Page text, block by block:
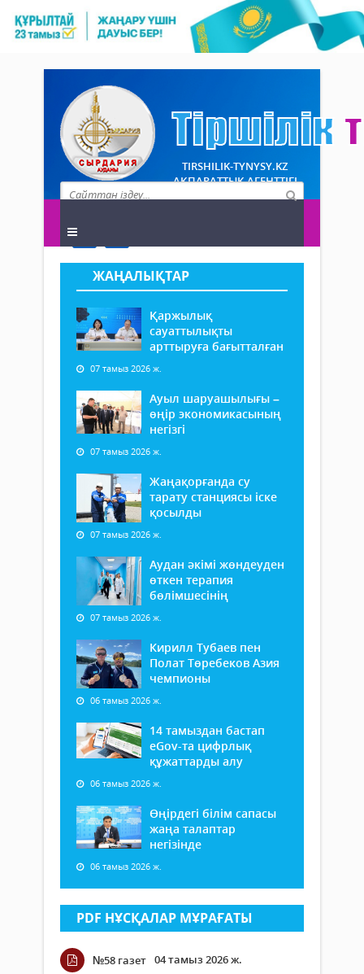
TIRSHILIK-TYNYSY.KZ
АҚПАРАТТЫҚ АГЕНТТІГІ
ЖАҢАЛЫҚТАР
Қаржылық
сауаттылықты
арттыруға бағытталған
07 тамыз 2026 ж.
Ауыл шаруашылығы –
өңір экономикасының
негізгі
07 тамыз 2026 ж.
Жаңақорғанда су
тарату станциясы іске
қосылды
07 тамыз 2026 ж.
Аудан әкімі жөндеуден
өткен терапия
бөлімшесінің
07 тамыз 2026 ж.
Кирилл Тубаев пен
Полат Төребеков Азия
чемпионы
06 тамыз 2026 ж.
14 тамыздан бастап
еGov-та цифрлық
құжаттарды алу
06 тамыз 2026 ж.
Өңірдегі білім сапасы
жаңа талаптар
негізінде
06 тамыз 2026 ж.
PDF НҰСҚАЛАР МҰРАҒАТЫ
№58 газет 04 тамыз 2026 ж.